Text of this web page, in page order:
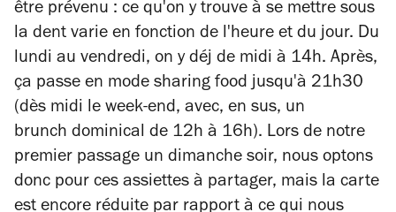
être prévenu : ce qu'on y trouve à se mettre sous
la dent varie en fonction de l'heure et du jour. Du
lundi au vendredi, on y déj de midi à 14h. Après,
ça passe en mode sharing food jusqu'à 21h30
(dès midi le week-end, avec, en sus, un
brunch dominical de 12h à 16h). Lors de notre
premier passage un dimanche soir, nous optons
donc pour ces assiettes à partager, mais la carte
est encore réduite par rapport à ce qui nous